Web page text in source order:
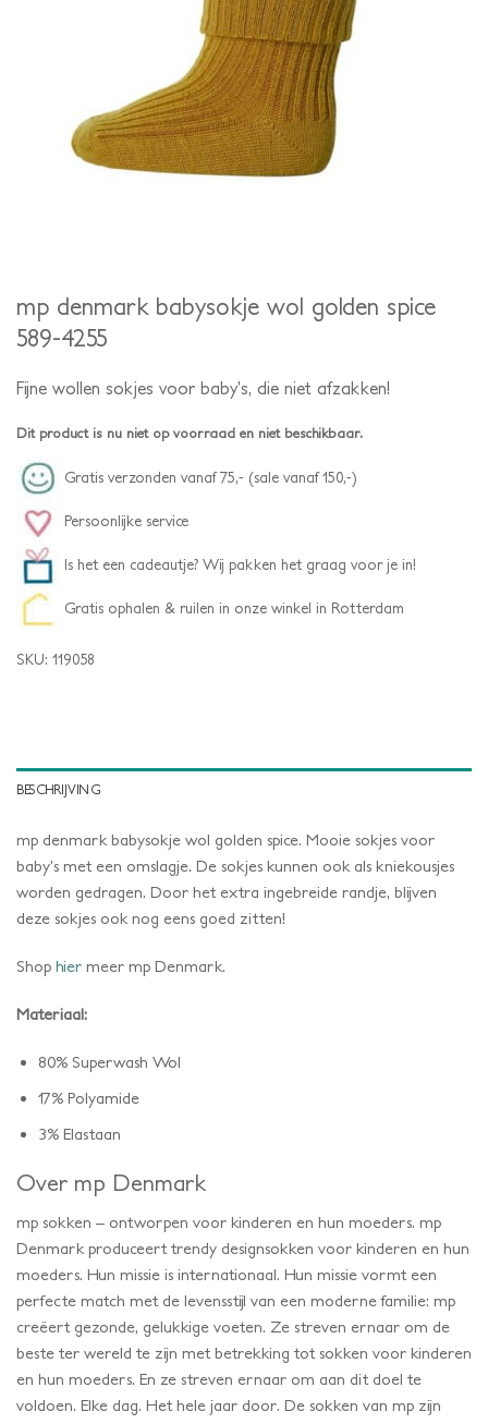
mp denmark babysokje wol golden spice
589-4255
Fijne wollen sokjes voor baby’s, die niet afzakken!
Dit product is nu niet op voorraad en niet beschikbaar.
Gratis verzonden vanaf 75,- (sale vanaf 150,-)
Persoonlijke service
Is het een cadeautje? Wij pakken het graag voor je in!
Gratis ophalen & ruilen in onze winkel in Rotterdam
SKU: 119058
BESCHRIJVING
mp denmark babysokje wol golden spice. Mooie sokjes voor
baby’s met een omslagje. De sokjes kunnen ook als kniekousjes
worden gedragen. Door het extra ingebreide randje, blijven
deze sokjes ook nog eens goed zitten!
Shop hier meer mp Denmark.
Materiaal:
80% Superwash Wol
17% Polyamide
3% Elastaan
Over mp Denmark
mp sokken – ontworpen voor kinderen en hun moeders. mp
Denmark produceert trendy designsokken voor kinderen en hun
moeders. Hun missie is internationaal. Hun missie vormt een
perfecte match met de levensstijl van een moderne familie: mp
creëert gezonde, gelukkige voeten. Ze streven ernaar om de
beste ter wereld te zijn met betrekking tot sokken voor kinderen
en hun moeders. En ze streven ernaar om aan dit doel te
voldoen. Elke dag. Het hele jaar door. De sokken van mp zijn